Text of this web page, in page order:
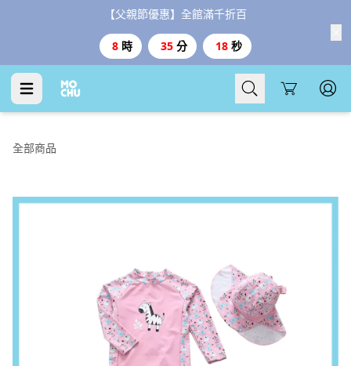
【父親節優惠】全館滿千折百
8 時 35 分 17 秒
Cart
全部商品